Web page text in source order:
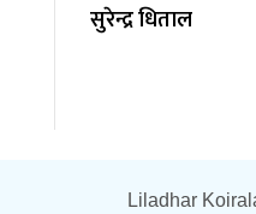
सुरेन्द्र धिताल
Liladhar